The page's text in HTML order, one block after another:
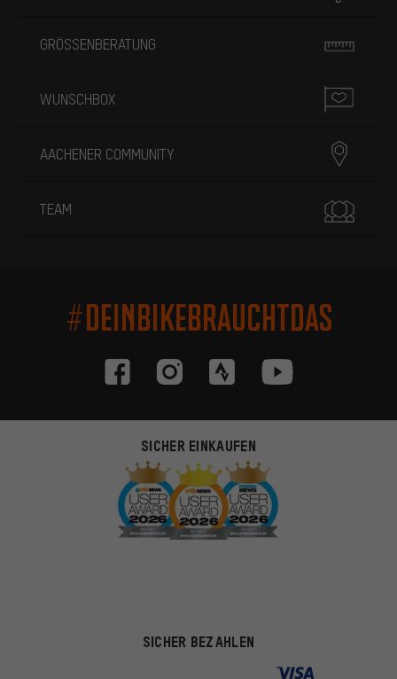
GRÖSSENBERATUNG
WUNSCHBOX
AACHENER COMMUNITY
TEAM
#DEINBIKEBRAUCHTDAS
SICHER EINKAUFEN
SICHER BEZAHLEN